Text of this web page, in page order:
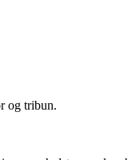
og tribun.